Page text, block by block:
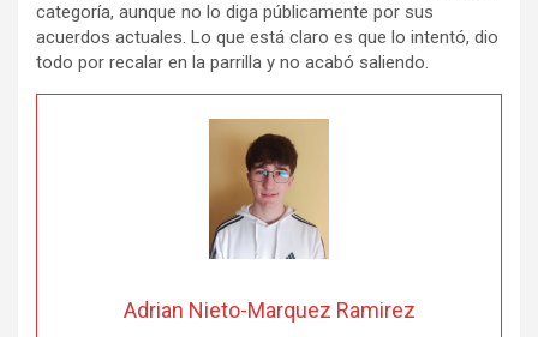
categoría, aunque no lo diga públicamente por sus
acuerdos actuales. Lo que está claro es que lo intentó, dio
todo por recalar en la parrilla y no acabó saliendo.
Adrian Nieto-Marquez Ramirez